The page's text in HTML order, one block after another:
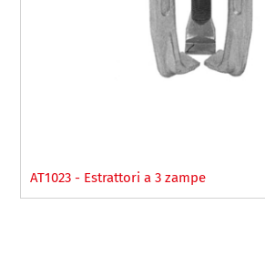
AT1023 - Estrattori a 3 zampe